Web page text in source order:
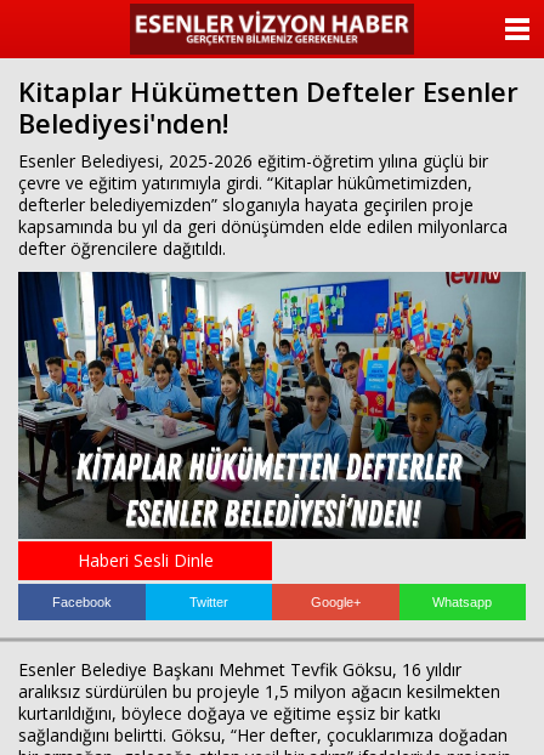
Kitaplar Hükümetten Defteler Esenler
Belediyesi'nden!
Esenler Belediyesi, 2025-2026 eğitim-öğretim yılına güçlü bir
çevre ve eğitim yatırımıyla girdi. “Kitaplar hükûmetimizden,
defterler belediyemizden” sloganıyla hayata geçirilen proje
kapsamında bu yıl da geri dönüşümden elde edilen milyonlarca
defter öğrencilere dağıtıldı.
Haberi Sesli Dinle
Facebook Twitter Google+ Whatsapp
Esenler Belediye Başkanı Mehmet Tevfik Göksu, 16 yıldır
aralıksız sürdürülen bu projeyle 1,5 milyon ağacın kesilmekten
kurtarıldığını, böylece doğaya ve eğitime eşsiz bir katkı
sağlandığını belirtti. Göksu, “Her defter, çocuklarımıza doğadan
ANASAYFA
KATEGORİLER
ANKETLER
VİDEO GALERİ
KÜNYE
İLETİŞİM